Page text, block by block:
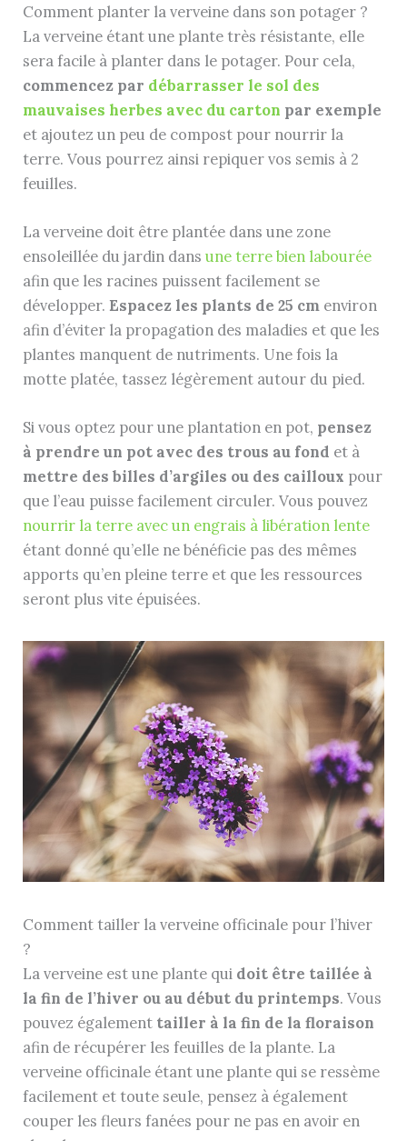
Comment planter la verveine dans son potager ?
La verveine étant une plante très résistante, elle
sera facile à planter dans le potager. Pour cela,
commencez par débarrasser le sol des
mauvaises herbes avec du carton par exemple
et ajoutez un peu de compost pour nourrir la
terre. Vous pourrez ainsi repiquer vos semis à 2
feuilles.
La verveine doit être plantée dans une zone
ensoleillée du jardin dansune terre bien labourée
afin que les racines puissent facilement se
développer. Espacez les plants de 25 cm environ
afin d’éviter la propagation des maladies et que les
plantes manquent de nutriments. Une fois la
motte platée, tassez légèrement autour du pied.
Si vous optez pour une plantation en pot, pensez
à prendre un pot avec des trous au fond et à
mettre des billes d’argiles ou des cailloux pour
que l’eau puisse facilement circuler. Vous pouvez
nourrir la terre avec un engrais à libération lente
étant donné qu’elle ne bénéficie pas des mêmes
apports qu’en pleine terre et que les ressources
seront plus vite épuisées.
Comment tailler la verveine officinale pour l’hiver
?
La verveine est une plante qui doit être taillée à
la fin de l’hiver ou au début du printemps. Vous
pouvez également tailler à la fin de la floraison
afin de récupérer les feuilles de la plante. La
verveine officinale étant une plante qui se ressème
facilement et toute seule, pensez à également
couper les fleurs fanées pour ne pas en avoir en